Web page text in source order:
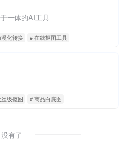
一体的AI工具
化转换 # 在线抠图工具
级抠图 # 商品白底图
没有了